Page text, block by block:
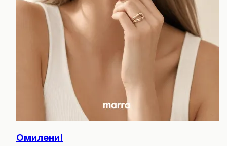
Омилени!